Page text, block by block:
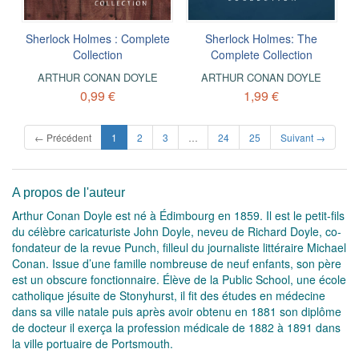
Sherlock Holmes : Complete
Collection
ARTHUR CONAN DOYLE
0,99 €
Sherlock Holmes: The
Complete Collection
ARTHUR CONAN DOYLE
1,99 €
← Précédent 1 (current)
2 3 24 25 Suivant →
A propos de l'auteur
Arthur Conan Doyle est né à Édimbourg en 1859. Il est le petit-fils
du célèbre caricaturiste John Doyle, neveu de Richard Doyle, co-
fondateur de la revue Punch, filleul du journaliste littéraire Michael
Conan. Issue d’une famille nombreuse de neuf enfants, son père
est un obscure fonctionnaire. Élève de la Public School, une école
catholique jésuite de Stonyhurst, il fit des études en médecine
dans sa ville natale puis après avoir obtenu en 1881 son diplôme
de docteur il exerça la profession médicale de 1882 à 1891 dans
la ville portuaire de Portsmouth.